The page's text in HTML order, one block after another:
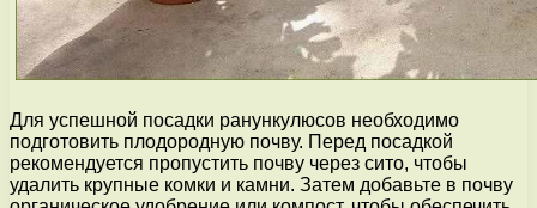
Для успешной посадки ранункулюсов необходимо
подготовить плодородную почву. Перед посадкой
рекомендуется пропустить почву через сито, чтобы
удалить крупные комки и камни. Затем добавьте в почву